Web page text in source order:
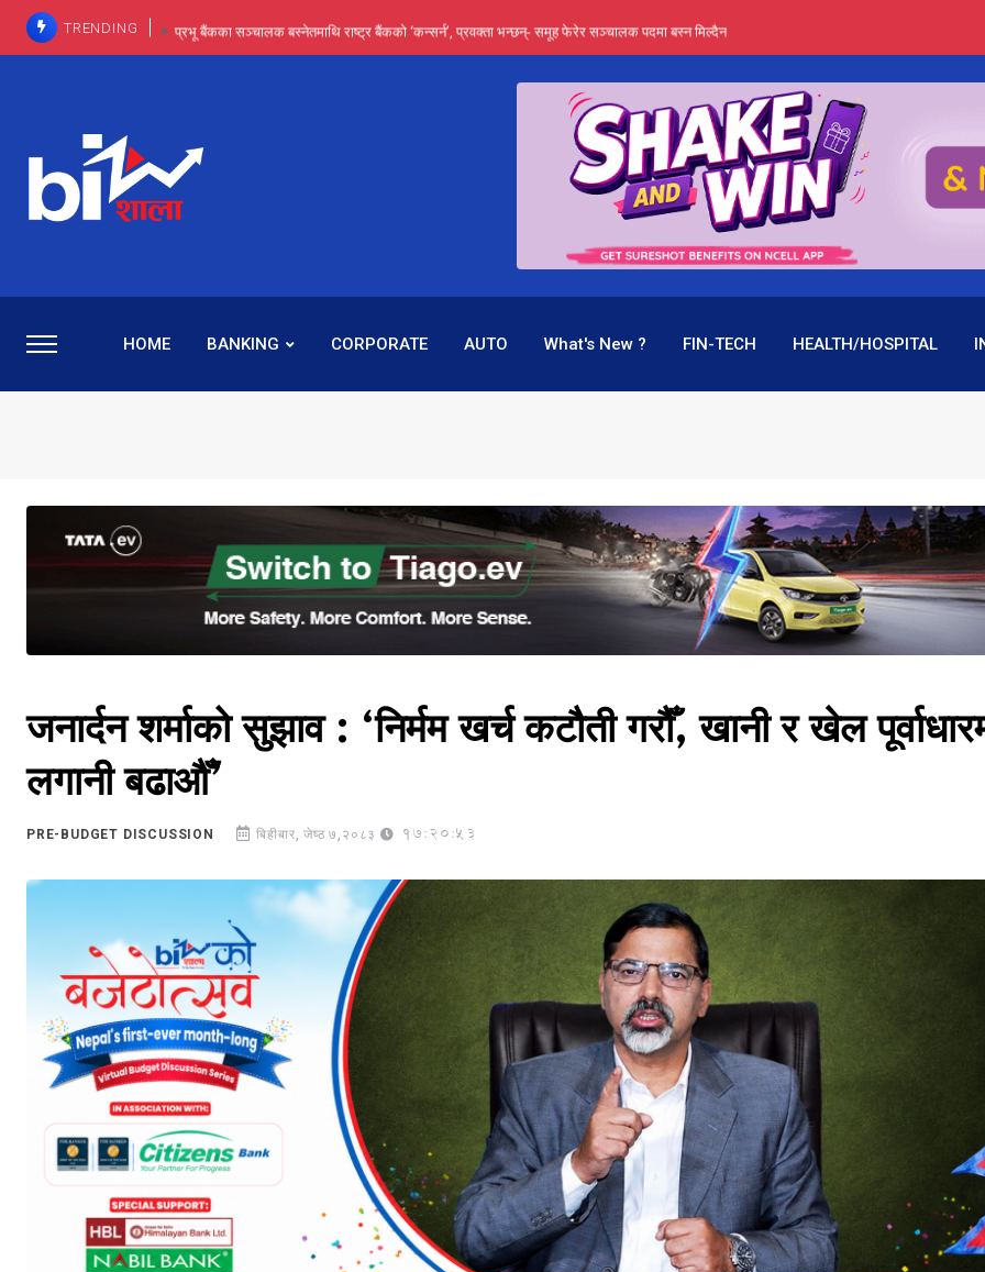
TRENDING प्रभू बैंकका सञ्चालक बस्नेतमाथि राष्ट्र बैंकको ‘कन्सर्न’, प्रवक्ता भन्छन्- समूह फेरेर सञ्चालक पदमा बस्न मिल्दैन
प्रभू बैंकमा सेञ्चुरीबाट आएका कर्मचारीमाथि हदैसम्मको विभेदः एउटै पदमा दुई थरि तलब, वर्षमै ९२ हजार घाटा !
कमाइमा गरिमाको दमदार छलाङ, सेयरधनीलाई २० प्रतिशत लाभांश दिने क्षमता
प्रभु बैंकमा रमिता : सर्वसाधारणबाट छिरेका बस्नेत संस्थापक बनेर निरन्तर, राष्ट्र बैंक किन मौन ?
HOME BANKING CORPORATE AUTO What's New ? FIN-TECH HEALTH/HOSPITAL
जनार्दन शर्माको सुझाव : ‘निर्मम खर्च कटौती गरौँ, खानी र खेल
लगानी बढाऔँ’
PRE-BUDGET DISCUSSION बिहीबार, जेष्ठ ७,२०८३ 17:20:53